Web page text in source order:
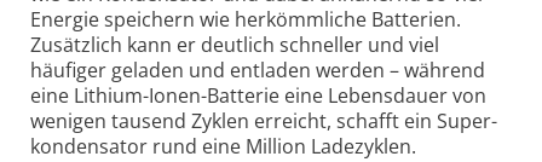
Energie speichern wie herkömm­liche Batterien.
Zusätzlich kann er deutlich schneller und viel
häufiger geladen und entladen werden – während
eine Lithium-Ionen-Batterie eine Lebensdauer von
wenigen tausend Zyklen erreicht, schafft ein Super­
kondensator rund eine Million Ladezyklen.